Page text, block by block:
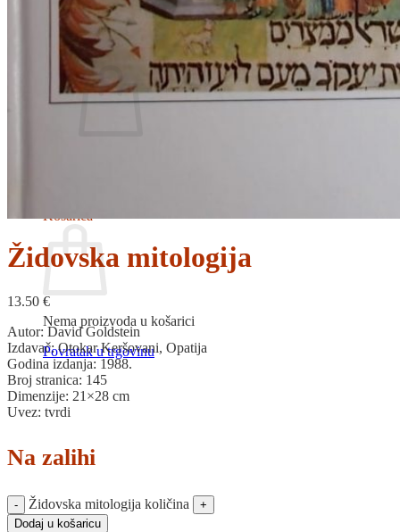
Košarica
Nema proizvoda u košarici
Povratak u trgovinu
Židovska mitologija
13.50 €
Autor: David Goldstein
Izdavač: Otokar Keršovani, Opatija
Godina izdanja: 1988.
Broj stranica: 145
Dimenzije: 21×28 cm
Uvez: tvrdi
Na zalihi
Židovska mitologija količina
Dodaj u košaricu